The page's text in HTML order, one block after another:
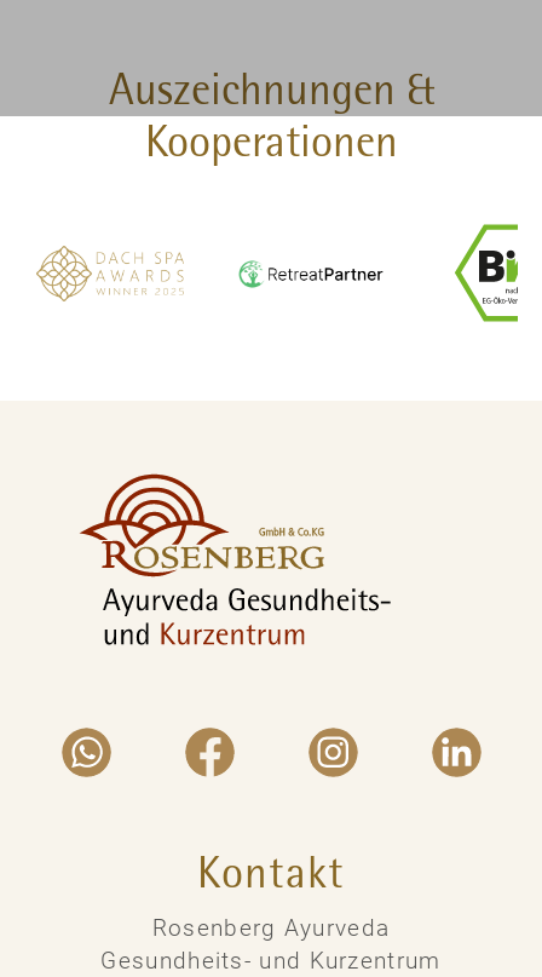
Auszeichnungen &
Kooperationen
Kontakt
Rosenberg Ayurveda
Gesundheits- und Kurzentrum